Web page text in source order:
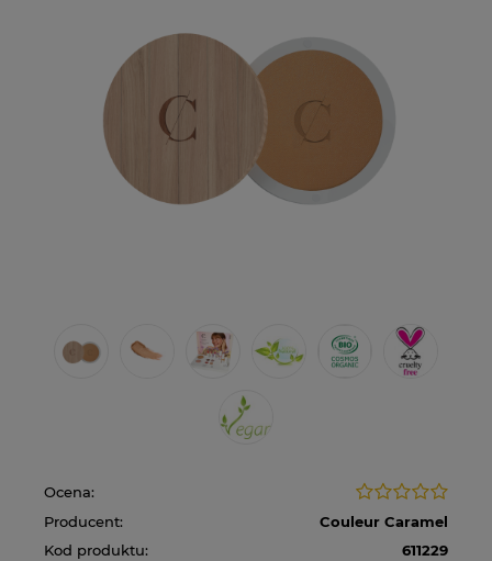
Ocena:
Producent:
Couleur Caramel
Kod produktu:
611229